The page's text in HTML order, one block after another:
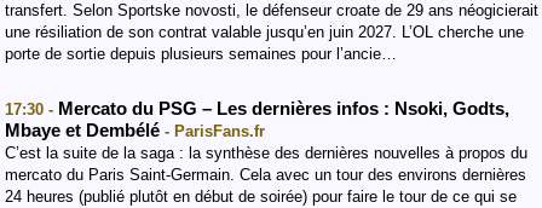
transfert. Selon Sportske novosti, le défenseur croate de 29 ans néogicierait
une résiliation de son contrat valable jusqu’en juin 2027. L’OL cherche une
porte de sortie depuis plusieurs semaines pour l’ancie…
17:30 - Mercato du PSG – Les dernières infos : Nsoki, Godts,
Mbaye et Dembélé - ParisFans.fr
C’est la suite de la saga : la synthèse des dernières nouvelles à propos du
mercato du Paris Saint-Germain. Cela avec un tour des environs dernières
24 heures (publié plutôt en début de soirée) pour faire le tour de ce qui se